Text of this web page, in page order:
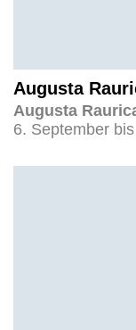
Augusta
Augusta
6. September